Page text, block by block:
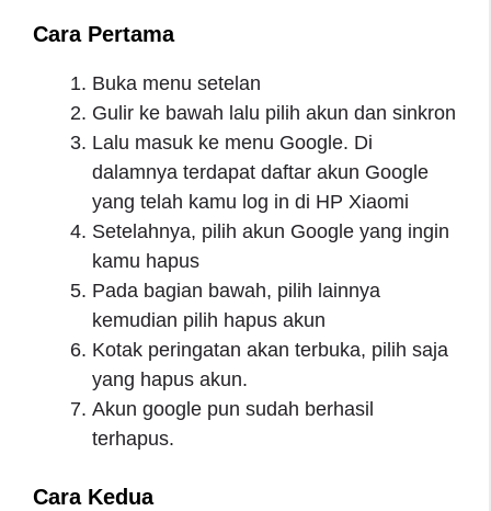
Cara Pertama
Buka menu setelan
Gulir ke bawah lalu pilih akun dan sinkron
Lalu masuk ke menu Google. Di
dalamnya terdapat daftar akun Google
yang telah kamu log in di HP Xiaomi
Setelahnya, pilih akun Google yang ingin
kamu hapus
Pada bagian bawah, pilih lainnya
kemudian pilih hapus akun
Kotak peringatan akan terbuka, pilih saja
yang hapus akun.
Akun google pun sudah berhasil
terhapus.
Cara Kedua